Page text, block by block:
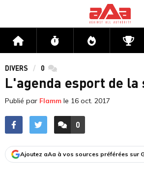
Accueil Flux Directs
DIVERS 0 commentaires
L'agenda esport de la
Publié par Flamm le 16 oct. 2017
ACCÉDER AUX
0
COMMENTAIRES
Ajoutez aAa à vos sources préférées sur